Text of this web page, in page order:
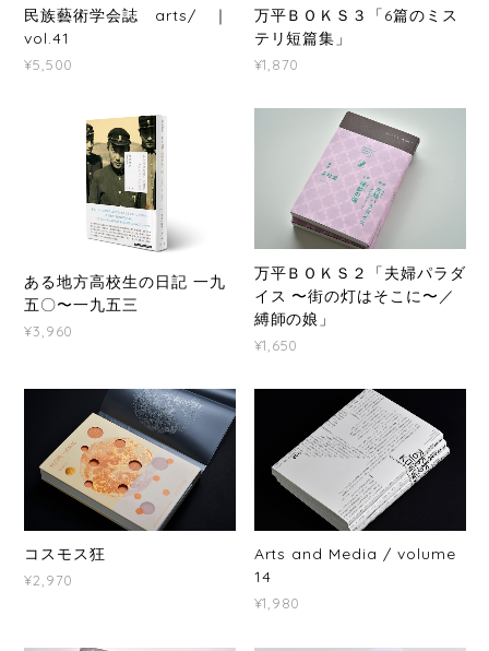
民族藝術学会誌 arts/ ｜
vol.41
¥5,500
万平ＢＯＫＳ３「6篇のミス
テリ短篇集」
¥1,870
ある地方高校生の日記 一九
五〇〜一九五三
¥3,960
万平ＢＯＫＳ２「夫婦パラダ
イス 〜街の灯はそこに〜／
縛師の娘」
¥1,650
コスモス狂
¥2,970
Arts and Media / volume
14
¥1,980